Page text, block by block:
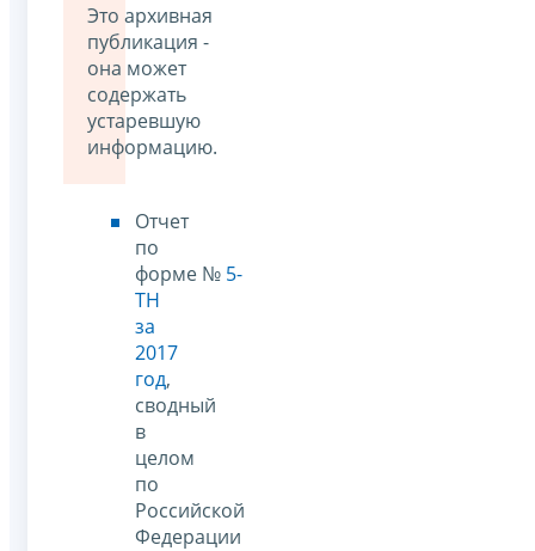
Это архивная
публикация -
она может
содержать
устаревшую
информацию.
Отчет
по
форме № 5-
ТН
за
2017
год,
сводный
в
целом
по
Российской
Федерации